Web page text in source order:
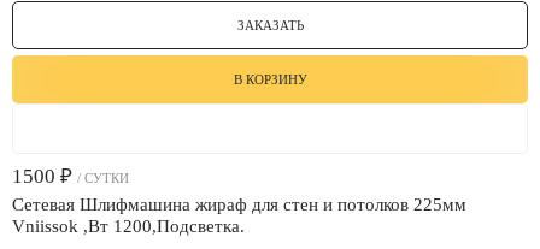
ЗАКАЗАТЬ
В КОРЗИНУ
1500 ₽ / СУТКИ
Сетевая Шлифмашина жираф для стен и потолков 225мм
Vniissok ,Вт 1200,Подсветка.